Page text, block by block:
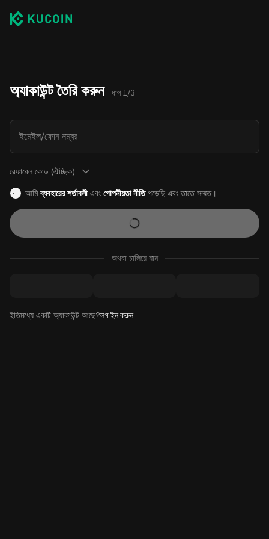
অ্যাকাউন্ট তৈরি করুন ধাপ 1/3
ইমেইল/ফোন নম্বর
রেফারেল কোড (ঐচ্ছিক)
আমিব্যবহারের শর্তাবলীএবং গোপনীয়তা নীতিপড়েছি এবং তাতে সম্মত।
অথবা চালিয়ে যান
ইতিমধ্যে একটি অ্যাকাউন্ট আছে?লগ ইন করুন